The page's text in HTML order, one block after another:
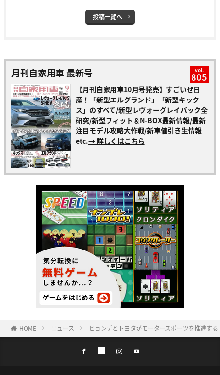
投稿一覧へ
月刊自家用車 最新号 vol.
805
【月刊自家用車10月号発売】すごいぜ日
産！「新型エルグランド」「新型キック
ス」のすべて/新型レヴォーグレイバック全
研究/新型フィット＆N-BOX最新情報/最新
注目モデル攻略大作戦/新車値引き生情報
etc.→ 詳しくはこちら
HOME ニュース ヒョンデとトヨタがモータースポーツを推進す